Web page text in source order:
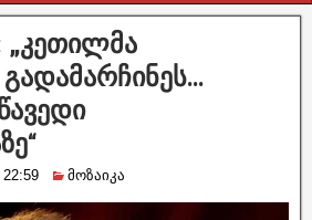
„კეთილმა
გადამარჩინეს…
მოზაიკა